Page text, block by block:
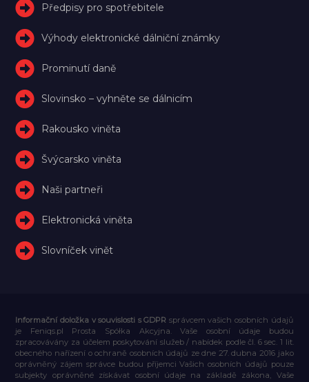
Předpisy pro spotřebitele
Výhody elektronické dálniční známky
Prominutí daně
Slovinsko – vyhněte se dálnicím
Rakousko viněta
Švýcarsko viněta
Naši partneři
Elektronická viněta
Slovníček vinět
Informační doložka v souvislosti s GDPR správcem vašich osobních údajů
je Feniqs.pl Prosta Spółka Akcyjna. Vaše osobní údaje budou
zpracovávány za účelem poskytování služeb / nabídek podle čl. 6 sec. 1 lit.
obecného nařízení o ochraně osobních údajů ze dne 27. dubna 2016 jako
oprávněný zájem správce budou příjemci Vašich osobních údajů pouze
subjekty oprávněné získávat osobní údaje na základě zákona, Vaše